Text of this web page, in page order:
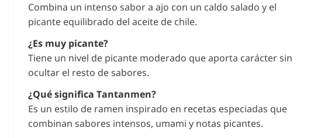
Combina un intenso sabor a ajo con un caldo salado y el
picante equilibrado del aceite de chile.
¿Es muy picante?
Tiene un nivel de picante moderado que aporta carácter sin
ocultar el resto de sabores.
¿Qué significa Tantanmen?
Es un estilo de ramen inspirado en recetas especiadas que
combinan sabores intensos, umami y notas picantes.